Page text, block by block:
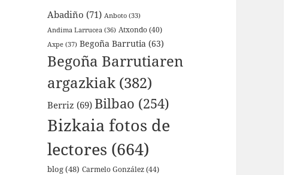
Abadiño (71) Anboto (33)
Andima Larrucea (36) Atxondo(40)
Axpe (37) Begoña Barrutia (63)
Begoña Barrutiaren
argazkiak (382)
Berriz (69) Bilbao (254)
Bizkaia fotos de
lectores (664)
blog(48) Carmelo González(44)